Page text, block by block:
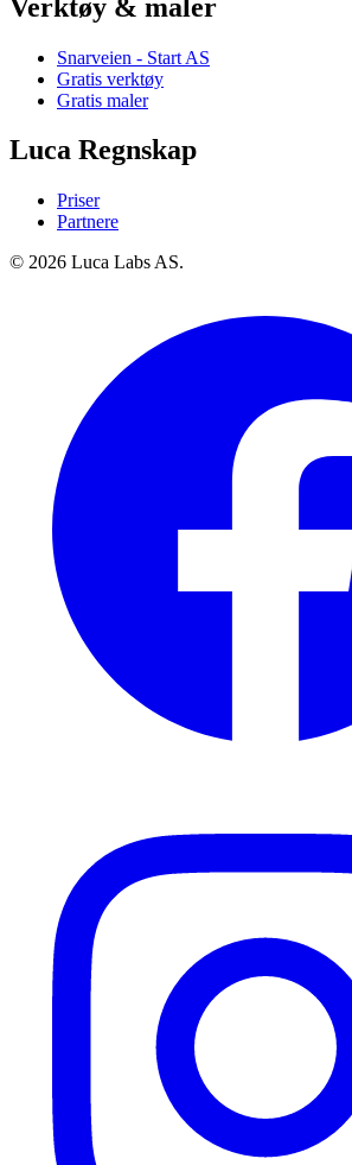
Verktøy & maler
Snarveien - Start AS
Gratis verktøy
Gratis maler
Luca Regnskap
Priser
Partnere
© 2026 Luca Labs AS.